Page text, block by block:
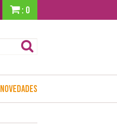
: 0
Novedades